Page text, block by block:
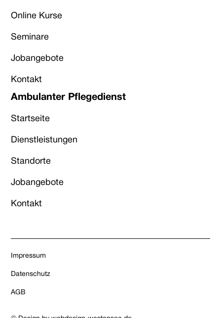
Online Kurse
Seminare
Jobangebote
Kontakt
Ambulanter Pflegedienst
Startseite
Dienstleistungen
Standorte
Jobangebote
Kontakt
Impressum
Datenschutz
AGB